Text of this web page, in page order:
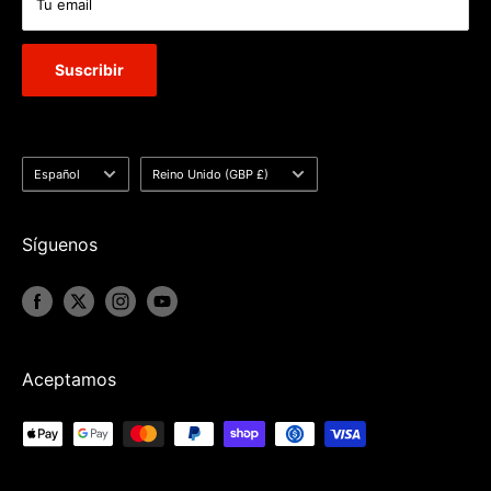
Tu email
Suscribir
Idioma
Español País/región
Reino Unido (GBP £)
Síguenos
Aceptamos